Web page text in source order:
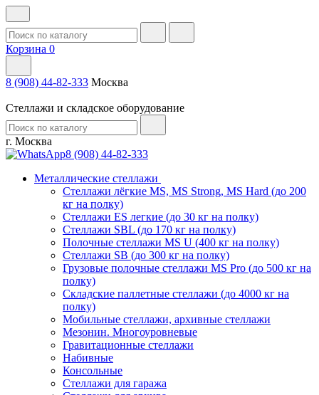
Корзина 0
8 (908) 44-82-333 Москва
Стеллажи и складское оборудование
г. Москва
8 (908) 44-82-333
Металлические стеллажи
Стеллажи лёгкие MS, MS Strong, MS Hard (до 200
кг на полку)
Стеллажи ES легкие (до 30 кг на полку)
Стеллажи SBL (до 170 кг на полку)
Полочные стеллажи MS U (400 кг на полку)
Стеллажи SB (до 300 кг на полку)
Грузовые полочные стеллажи MS Pro (до 500 кг на
полку)
Складские паллетные стеллажи (до 4000 кг на
полку)
Мобильные стеллажи, архивные стеллажи
Мезонин. Многоуровневые
Гравитационные стеллажи
Набивные
Консольные
Стеллажи для гаража